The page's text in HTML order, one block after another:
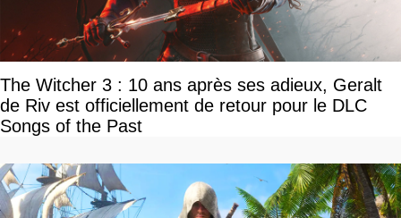
The Witcher 3 : 10 ans après ses adieux, Geralt
de Riv est officiellement de retour pour le DLC
Songs of the Past